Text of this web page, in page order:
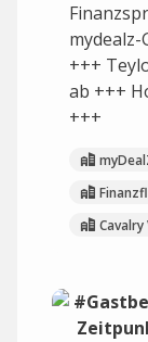
+++
ab +++
+++
Cavalry